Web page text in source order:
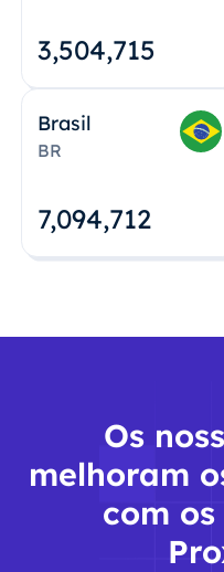
3,504,715
Brasil
BR
7,094,712
Os
melhoram
com